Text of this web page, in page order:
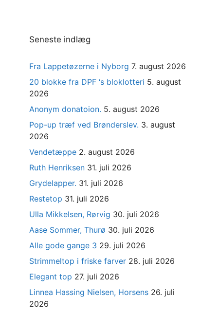
Seneste indlæg
Fra Lappetøzerne i Nyborg 7. august 2026
20 blokke fra DPF ‘s bloklotteri 5. august
2026
Anonym donatoion. 5. august 2026
Pop-up træf ved Brønderslev. 3. august
2026
Vendetæppe 2. august 2026
Ruth Henriksen 31. juli 2026
Grydelapper. 31. juli 2026
Restetop 31. juli 2026
Ulla Mikkelsen, Rørvig 30. juli 2026
Aase Sommer, Thurø 30. juli 2026
Alle gode gange 3 29. juli 2026
Strimmeltop i friske farver 28. juli 2026
Elegant top 27. juli 2026
Linnea Hassing Nielsen, Horsens 26. juli
2026